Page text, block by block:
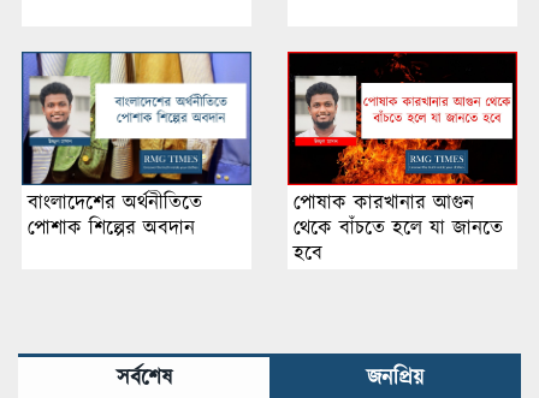
বাংলাদেশের অর্থনীতিতে
পোশাক শিল্পের অবদান
পোষাক কারখানার আগুন
থেকে বাঁচতে হলে যা জানতে
হবে
সর্বশেষ জনপ্রিয়